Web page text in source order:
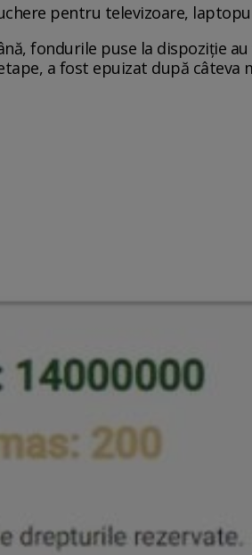
pentru televizoare,
fondurile puse la dispoziție
a fost epuizat după câteva